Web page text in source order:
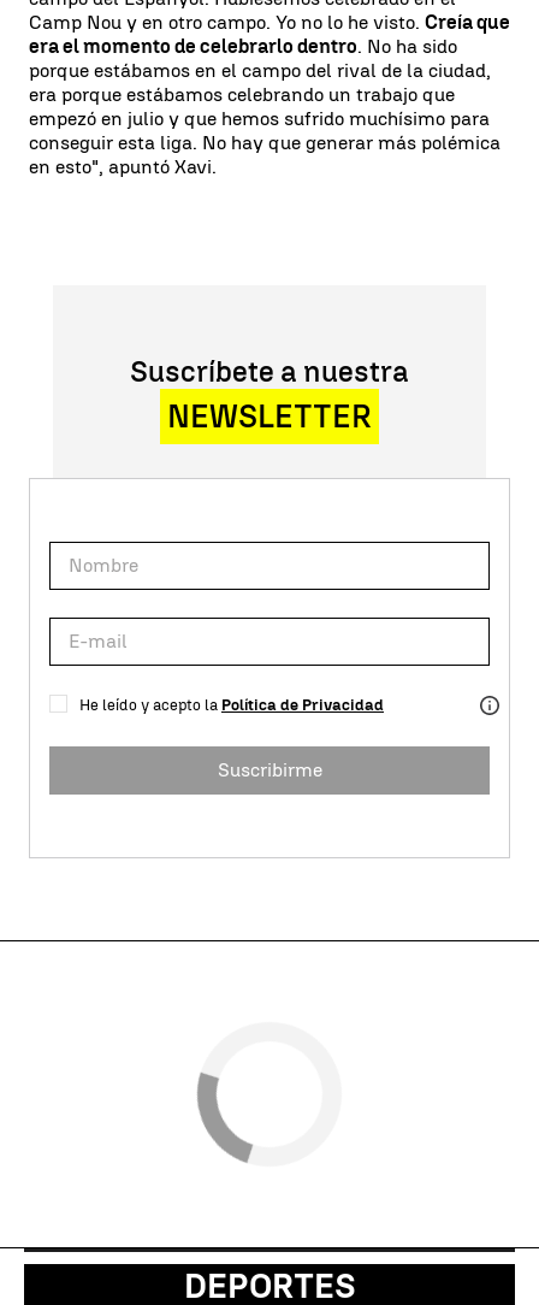
Camp Nou y en otro campo. Yo no lo he visto. Creía que
era el momento de celebrarlo dentro. No ha sido
porque estábamos en el campo del rival de la ciudad,
era porque estábamos celebrando un trabajo que
empezó en julio y que hemos sufrido muchísimo para
conseguir esta liga. No hay que generar más polémica
en esto", apuntó Xavi.
Suscríbete a nuestra
NEWSLETTER
He leído y acepto la Política de Privacidad
Suscribirme
DEPORTES